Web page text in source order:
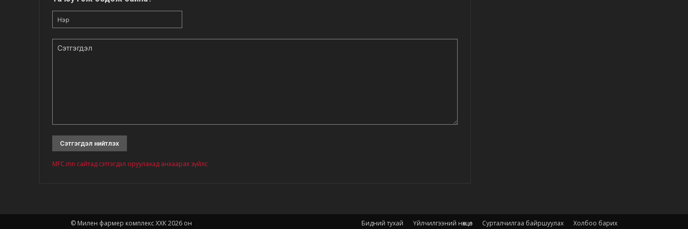
MFC.mn сайтад сэтгэгдэл оруулахад анхаарах зүйлс
Бидний тухай Үйлчилгээний нөхцөл Сурталчилгаа байршуулах Холбоо барих
© Милен фармер комплекс ХХК 2026 он